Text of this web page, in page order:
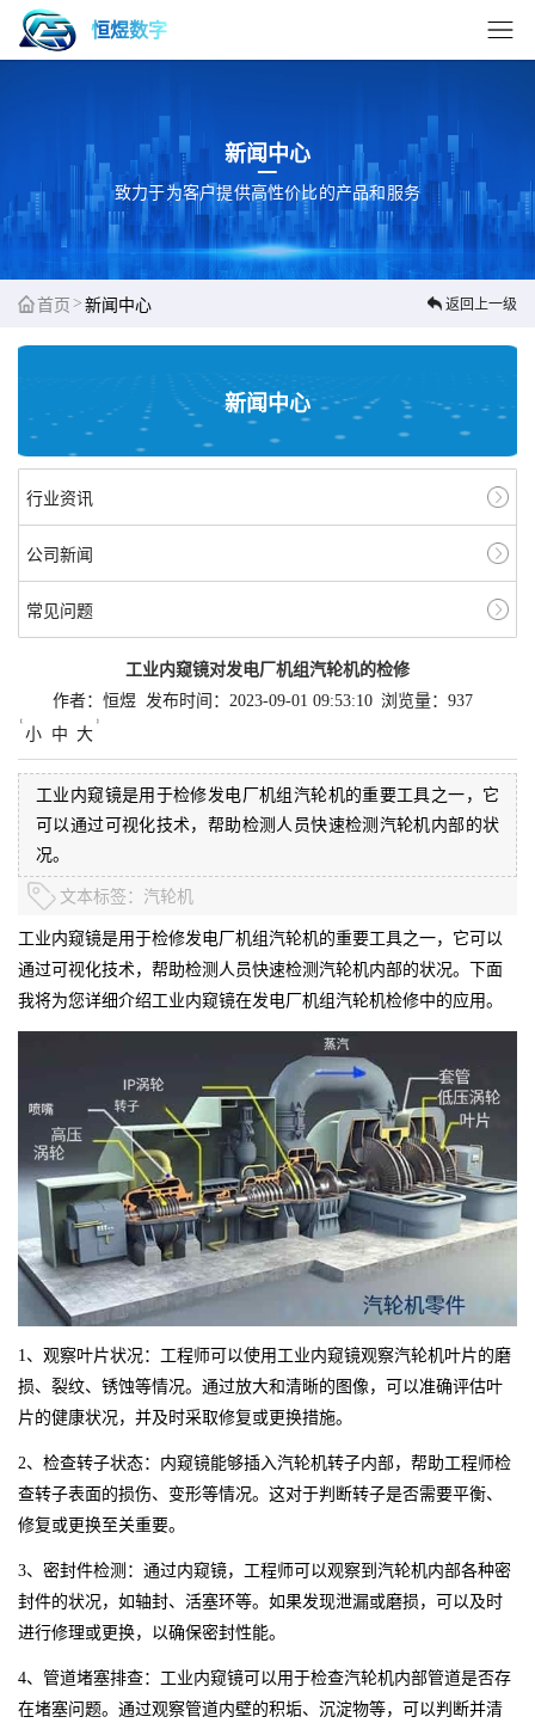
恒煜数字
新闻中心
致力于为客户提供高性价比的产品和服务
首页 > 新闻中心 返回上一级
新闻中心
行业资讯
公司新闻
常见问题
工业内窥镜对发电厂机组汽轮机的检修
作者：恒煜 发布时间：2023-09-01 09:53:10 浏览量：937
小 中 大
工业内窥镜是用于检修发电厂机组汽轮机的重要工具之一，它
可以通过可视化技术，帮助检测人员快速检测汽轮机内部的状
况。
文本标签： 汽轮机
工业内窥镜是用于检修发电厂机组汽轮机的重要工具之一，它可以
通过可视化技术，帮助检测人员快速检测汽轮机内部的状况。下面
我将为您详细介绍工业内窥镜在发电厂机组汽轮机检修中的应用。
1、观察叶片状况：工程师可以使用工业内窥镜观察汽轮机叶片的磨
损、裂纹、锈蚀等情况。通过放大和清晰的图像，可以准确评估叶
片的健康状况，并及时采取修复或更换措施。
2、检查转子状态：内窥镜能够插入汽轮机转子内部，帮助工程师检
查转子表面的损伤、变形等情况。这对于判断转子是否需要平衡、
修复或更换至关重要。
3、密封件检测：通过内窥镜，工程师可以观察到汽轮机内部各种密
封件的状况，如轴封、活塞环等。如果发现泄漏或磨损，可以及时
进行修理或更换，以确保密封性能。
4、管道堵塞排查：工业内窥镜可以用于检查汽轮机内部管道是否存
在堵塞问题。通过观察管道内壁的积垢、沉淀物等，可以判断并清